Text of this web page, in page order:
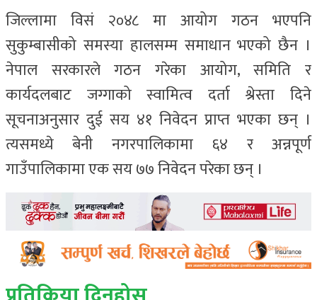
जिल्लामा विसं २०४८ मा आयोग गठन भएपनि
सुकुम्बासीको समस्या हालसम्म समाधान भएको छैन ।
नेपाल सरकारले गठन गरेका आयोग, समिति र
कार्यदलबाट जग्गाको स्वामित्व दर्ता श्रेस्ता दिने
सूचनाअनुसार दुई सय ४१ निवेदन प्राप्त भएका छन् ।
त्यसमध्ये बेनी नगरपालिकामा ६४ र अन्नपूर्ण
गाउँपालिकामा एक सय ७७ निवेदन परेका छन् ।